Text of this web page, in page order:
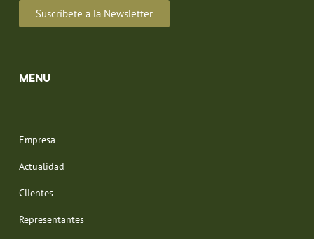
Suscríbete a la Newsletter
MENU
Empresa
Actualidad
Clientes
Representantes